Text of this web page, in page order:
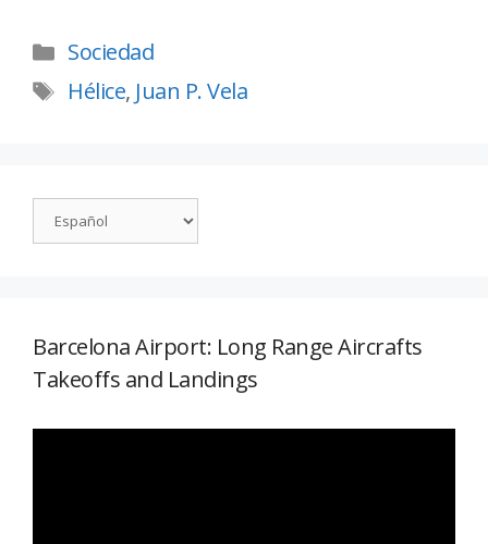
Sociedad
Hélice, Juan P. Vela
Barcelona Airport: Long Range Aircrafts
Takeoffs and Landings